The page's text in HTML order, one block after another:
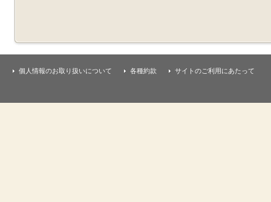
個人情報のお取り扱いについて 各種約款 サイトのご利用にあたって